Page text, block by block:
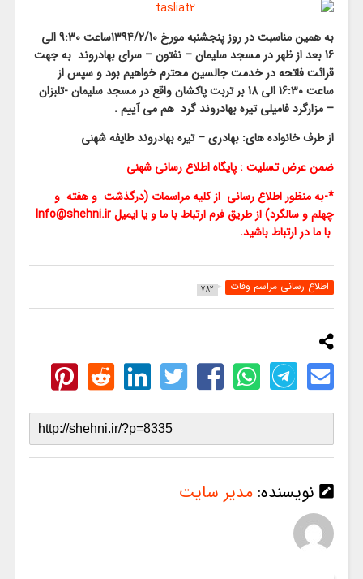
به همین مناسبت در روز پنجشنبه مورخ ۱۳۹۴/2/10ساعت 9:30 الی
16 بعد از ظهر در مسجد سلیمان – نفتون – سرای بهادروند به جهت
قرائت فاتحه در خدمت جالسین محترم خواهیم بود و سپس از
ساعت 16:30 الی 18
بر تربت پاکشان واقع در مسجد سلیمان -تلبزان
– مزارگرد فامیلی تیره بهادروند گرد هم می آییم .
از طرف خانواده های: بهادری – تیره بهادروند طایفه شهنی
ضمن عرض تسلیت : پایگاه اطلاع رسانی شهنی
*-به منظور اطلاع رسانی از کلیه مراسمات (درگذشت و هفته و
چهلم و سالگرد) از طریق فرم ارتباط با ما و یا ایمیل Info@shehni.ir
با ما در ارتباط باشید.
اطلاع رسانی مراسم وفات 782
نویسنده: مدیر سایت